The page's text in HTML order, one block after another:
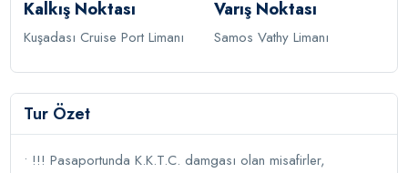
Kalkış Noktası
Kuşadası Cruise Port Limanı
Varış Noktası
Samos Vathy Limanı
Tur Özet
• !!! Pasaportunda K.K.T.C. damgası olan misafirler,